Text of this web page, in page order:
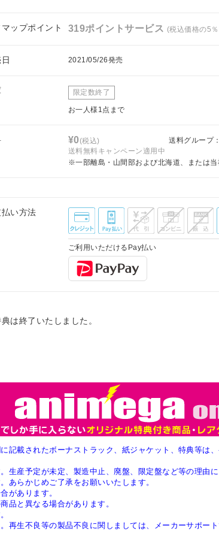
ップポイント 319ポイントサービス (税込価格の5
2021/05/26発売
限定数終了
お一人様1点まで
¥0(税込) 送料グループ：
送料無料キャンペーン適用中
※一部離島・山間部および北海道、または当
い方法
ご利用いただけるPay払い
は終了いたしました。
載されたボーナストラック、紙ジャケット、特典等は
産予定が未定、製造中止、廃盤、限定盤など等の理由
あらかじめご了承をお願いいたします。
があります。
品と異なる場合があります。
生不良等の製品不良に関しましては、メーカーサポー